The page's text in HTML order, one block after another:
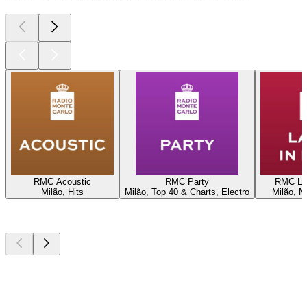
RMC Acoustic
Milão, Hits
RMC Party
Milão, Top 40 & Charts, Electro
RMC
Milão,